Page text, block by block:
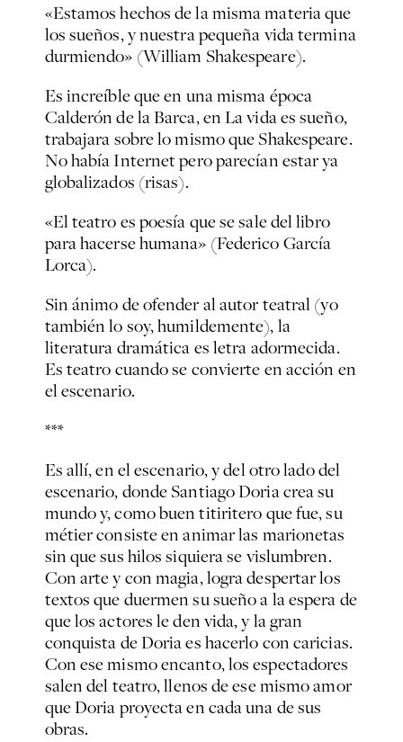
«Estamos hechos de la misma materia que
los sueños, y nuestra pequeña vida termina
durmiendo» (William Shakespeare).
Es increíble que en una misma época
Calderón de la Barca, enLa vida es sueño,
trabajara sobre lo mismo que Shakespeare.
No había Internet pero parecían estar ya
globalizados (risas).
«El teatro es poesía que se sale del libro
para hacerse humana» (Federico García
Lorca).
Sin ánimo de ofender al autor teatral (yo
también lo soy, humildemente), la
literatura dramática es letra adormecida.
Es teatro cuando se convierte en acción en
el escenario.
***
Es allí, en el escenario, y del otro lado del
escenario, donde Santiago Doria crea su
mundo y, como buen titiritero que fue, su
métierconsiste en animar las marionetas
sin que sus hilos siquiera se vislumbren.
Con arte y con magia, logra despertar los
textos que duermen su sueño a la espera de
que los actores le den vida, y la gran
conquista de Doria es hacerlo con caricias.
Con ese mismo encanto, los espectadores
salen del teatro, llenos de ese mismo amor
que Doria proyecta en cada una de sus
obras.